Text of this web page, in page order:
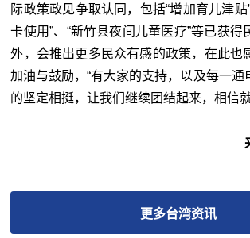
际政策政见争取认同，包括“增加育儿津贴
卡使用”、“新竹县夜间儿童医疗”等已获得
外，会推出更多民众有感的政策，在此也
加油与鼓励，“有大家的支持，以及每一通
的坚定相挺，让我们继续团结起来，相信就
更多台湾资讯